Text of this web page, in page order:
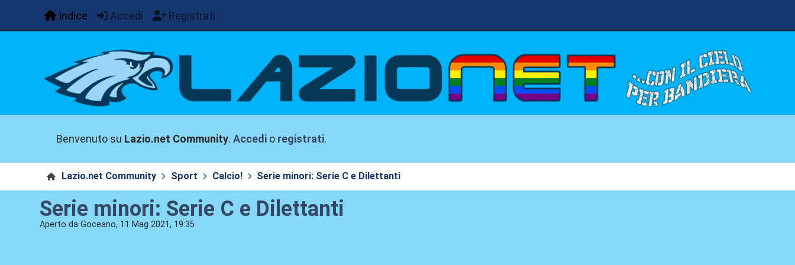
Indice Accedi Registrati
Benvenuto su Lazio.net Community.Accedi o registrati.
Lazio.net Community Sport Calcio! Serie minori: Serie C e Dilettanti
Serie minori: Serie C e Dilettanti
Aperto da Goceano, 11 Mag 2021, 19:35